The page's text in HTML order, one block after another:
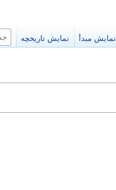
نمایش مبدأ نمایش تاریخچه
ج
س
و